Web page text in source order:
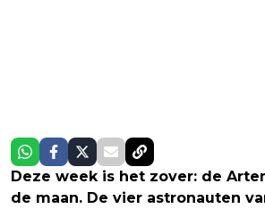
Deze week is het zover: de
de maan. De vier astronauten